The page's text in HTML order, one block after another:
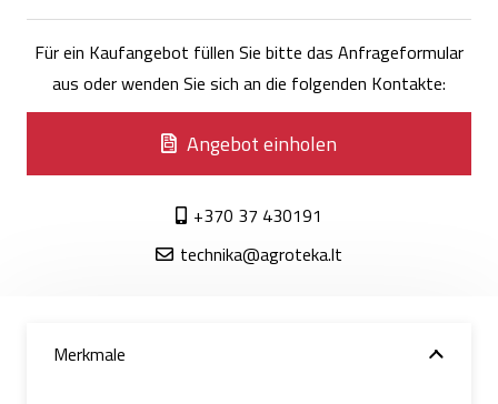
Für ein Kaufangebot füllen Sie bitte das Anfrageformular
aus oder wenden Sie sich an die folgenden Kontakte:
Angebot einholen
+370 37 430191
technika@agroteka.lt
Merkmale